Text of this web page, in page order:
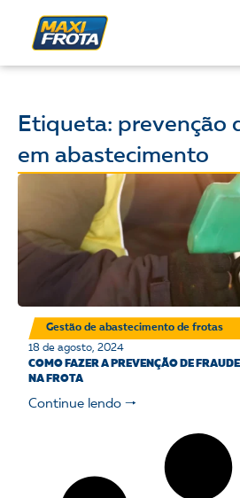
Etiqueta: prevenção
em abastecimento
Gestão de abastecimento de frotas
18 de agosto, 2024
COMO FAZER A PREVENÇÃO DE
NA FROTA
Continue lendo 🠒